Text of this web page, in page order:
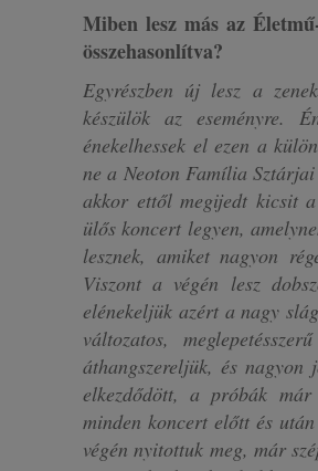
Miben lesz más az
összehasonlítva?
Egyrészben új lesz a
készülök az eseményre.
énekelhessek el ezen a
ne a Neoton Família
akkor ettől megijedt kicsit
ülős koncert legyen,
lesznek, amiket nagyon
Viszont a végén lesz
elénekeljük azért a nagy
változatos,
áthangszereljük, és
elkezdődött, a próbák
minden koncert előtt és
végén nyitottuk meg, már